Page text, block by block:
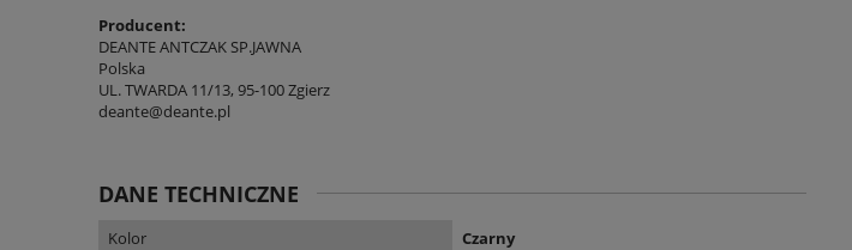
Producent:
DEANTE ANTCZAK SP.JAWNA
Polska
UL. TWARDA 11/13, 95-100 Zgierz
deante@deante.pl
DANE TECHNICZNE
Kolor
Czarny